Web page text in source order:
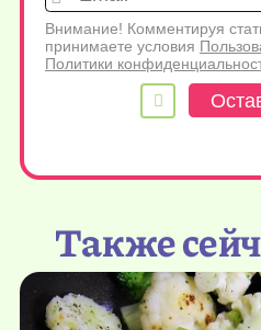
Внимание! Комментируя
принимаете условия
Политики
Также